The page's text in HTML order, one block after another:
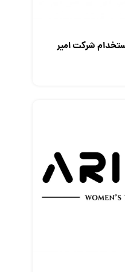
شرکت امیر